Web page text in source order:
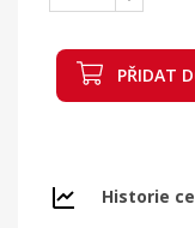
PŘIDAT
Historie